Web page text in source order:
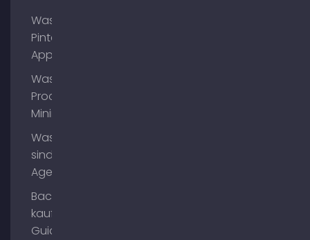
Was ist
Pinterest
App?
Was ist
Process
Mining?
Was
sind AI
Agents?
Backlinks
kaufen
Guide